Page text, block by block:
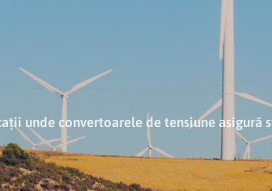
unde convertoarele de tensiune